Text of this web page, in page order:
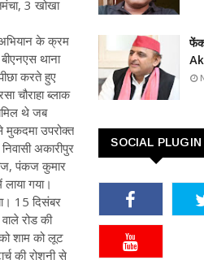
3 खोखा
अभियान के क्रम
थाना
करते हुए
चौराहा ब्लाक
थे जब
मुकदमा उपरोक्त
अकारीपुर
पंकज कुमार
गया।
15 दिसंबर
रोड की
शाम को लूट
की रोशनी से
फेंक
SOCIAL PLUGIN